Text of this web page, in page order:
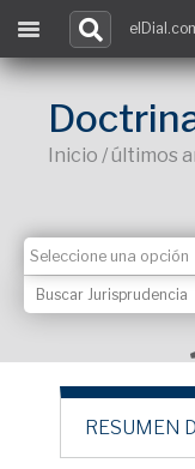
Inicio / últimos
RESUMEN